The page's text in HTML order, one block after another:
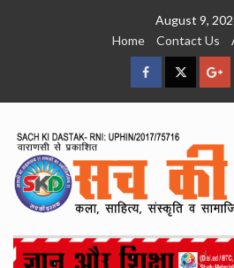
August 9,
Home
Contact Us
facebookTwitter